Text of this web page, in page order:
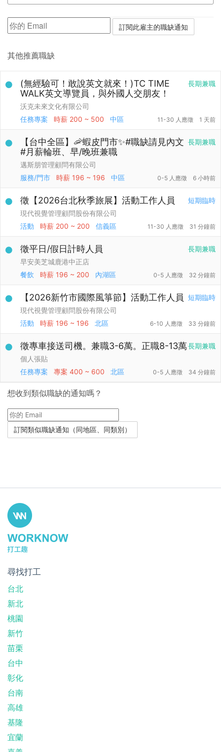
其他推薦職缺
長期兼職
(無經驗可！敢說英文就來！)TC TIME
WALK英文導覽員，與外國人交朋友！
沃克未來文化有限公司
任務專案
時薪 200 ~ 500 中區 11-30 人應徵 1 天前
長期兼職
【台中全區】🦐蝦皮門市✨#職缺請見內文
#月薪輪班、早/晚班兼職
邁斯朋管理顧問有限公司
服務/門市
時薪 196 ~ 196 中區 0-5 人應徵 6 小時前
短期臨時
徵【2026台北秋季旅展】活動工作人員
現代視覺管理顧問股份有限公司
活動
時薪 200 ~ 200 信義區 11-30 人應徵 31 分鐘前
長期兼職
徵平日/假日計時人員
早安美芝城鹿港中正店
餐飲
時薪 196 ~ 200 內湖區 0-5 人應徵 32 分鐘前
短期臨時
【2026新竹市國際風箏節】活動工作人員
現代視覺管理顧問股份有限公司
活動
時薪 196 ~ 196 北區 6-10 人應徵 33 分鐘前
長期兼職
徵專車接送司機。兼職3-6萬。正職8-13萬
個人張貼
任務專案
專案 400 ~ 600 北區 0-5 人應徵 34 分鐘前
想收到類似職缺的通知嗎？
尋找打工
台北
新北
桃園
新竹
苗栗
台中
彰化
台南
高雄
基隆
宜蘭